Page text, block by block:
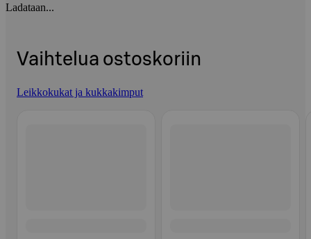
Ladataan...
Vaihtelua ostoskoriin
Leikkokukat ja kukkakimput